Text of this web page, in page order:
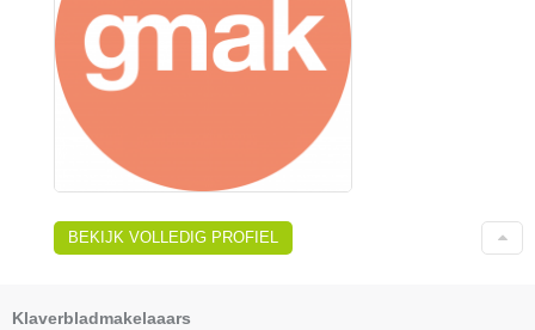
BEKIJK VOLLEDIG PROFIEL
Klaverbladmakelaaars